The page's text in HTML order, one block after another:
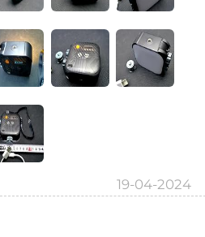
19-04-2024